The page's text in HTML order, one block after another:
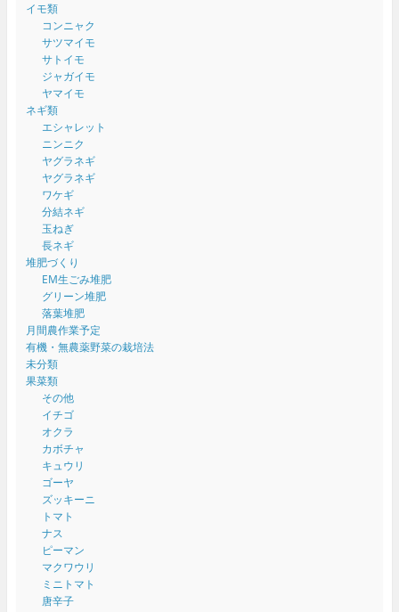
イモ類
コンニャク
サツマイモ
サトイモ
ジャガイモ
ヤマイモ
ネギ類
エシャレット
ニンニク
ヤグラネギ
ヤグラネギ
ワケギ
分結ネギ
玉ねぎ
長ネギ
堆肥づくり
EM生ごみ堆肥
グリーン堆肥
落葉堆肥
月間農作業予定
有機・無農薬野菜の栽培法
未分類
果菜類
その他
イチゴ
オクラ
カボチャ
キュウリ
ゴーヤ
ズッキーニ
トマト
ナス
ピーマン
マクワウリ
ミニトマト
唐辛子